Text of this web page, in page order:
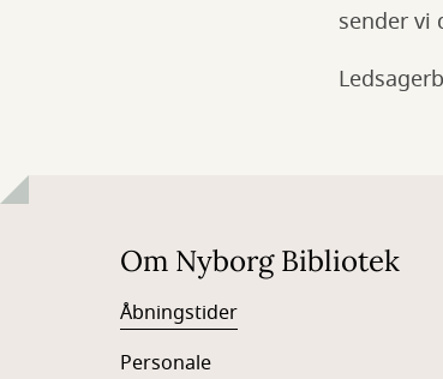
sender vi
Om Nyborg Bibliotek
Åbningstider
Personale